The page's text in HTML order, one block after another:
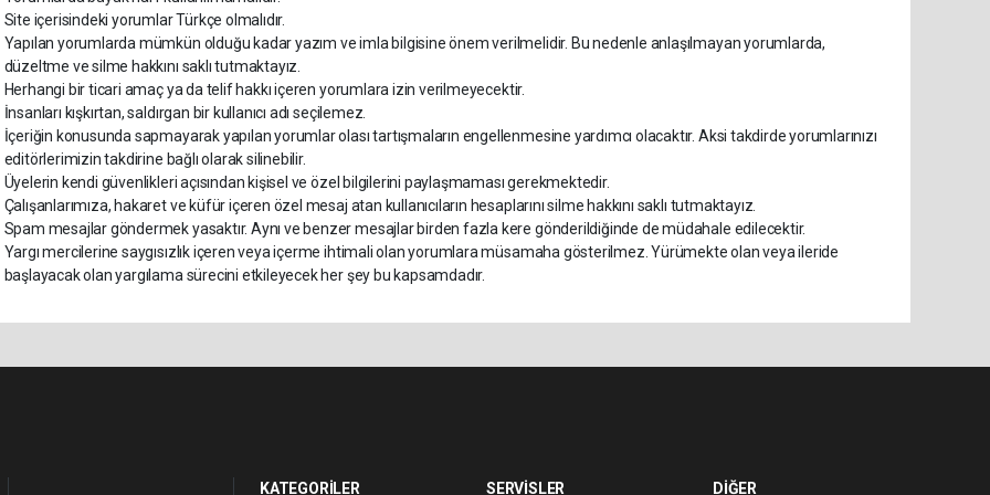
Site içerisindeki yorumlar Türkçe olmalıdır.
Yapılan yorumlarda mümkün olduğu kadar yazım ve imla bilgisine önem verilmelidir. Bu nedenle anlaşılmayan yorumlarda,
düzeltme ve silme hakkını saklı tutmaktayız.
Herhangi bir ticari amaç ya da telif hakkı içeren yorumlara izin verilmeyecektir.
İnsanları kışkırtan, saldırgan bir kullanıcı adı seçilemez.
İçeriğin konusunda sapmayarak yapılan yorumlar olası tartışmaların engellenmesine yardımcı olacaktır. Aksi takdirde yorumlarınızı
editörlerimizin takdirine bağlı olarak silinebilir.
Üyelerin kendi güvenlikleri açısından kişisel ve özel bilgilerini paylaşmaması gerekmektedir.
Çalışanlarımıza, hakaret ve küfür içeren özel mesaj atan kullanıcıların hesaplarını silme hakkını saklı tutmaktayız.
Spam mesajlar göndermek yasaktır. Aynı ve benzer mesajlar birden fazla kere gönderildiğinde de müdahale edilecektir.
Yargı mercilerine saygısızlık içeren veya içerme ihtimali olan yorumlara müsamaha gösterilmez. Yürümekte olan veya ileride
başlayacak olan yargılama sürecini etkileyecek her şey bu kapsamdadır.
KATEGORİLER SERVİSLER DİĞER